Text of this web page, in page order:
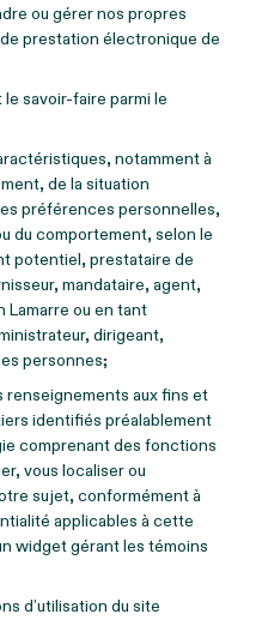
ou gérer nos propres
prestation électronique de
savoir-faire parmi le
notamment à
de la situation
préférences personnelles,
du comportement, selon le
potentiel, prestataire de
mandataire, agent,
Lamarre ou en tant
dirigeant,
personnes;
renseignements aux fins et
identifiés préalablement
comprenant des fonctions
vous localiser ou
sujet, conformément à
applicables à cette
widget gérant les témoins
d’utilisation du site